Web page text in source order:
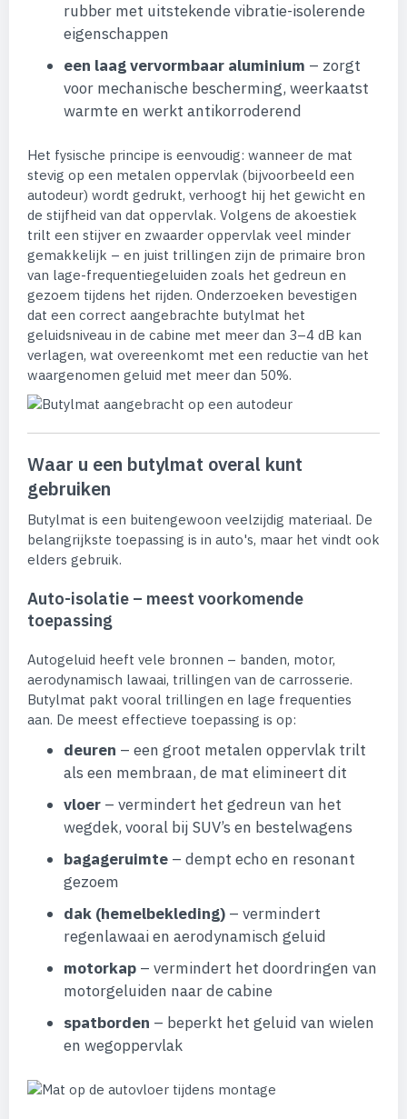
rubber met uitstekende vibratie-isolerende
eigenschappen
een laag vervormbaar aluminium – zorgt
voor mechanische bescherming, weerkaatst
warmte en werkt antikorroderend
Het fysische principe is eenvoudig: wanneer de mat
stevig op een metalen oppervlak (bijvoorbeeld een
autodeur) wordt gedrukt, verhoogt hij het gewicht en
de stijfheid van dat oppervlak. Volgens de akoestiek
trilt een stijver en zwaarder oppervlak veel minder
gemakkelijk – en juist trillingen zijn de primaire bron
van lage-frequentiegeluiden zoals het gedreun en
gezoem tijdens het rijden. Onderzoeken bevestigen
dat een correct aangebrachte butylmat het
geluidsniveau in de cabine met meer dan 3–4 dB kan
verlagen, wat overeenkomt met een reductie van het
waargenomen geluid met meer dan 50%.
Waar u een butylmat overal kunt
gebruiken
Butylmat is een buitengewoon veelzijdig materiaal. De
belangrijkste toepassing is in auto's, maar het vindt ook
elders gebruik.
Auto-isolatie – meest voorkomende
toepassing
Autogeluid heeft vele bronnen – banden, motor,
aerodynamisch lawaai, trillingen van de carrosserie.
Butylmat pakt vooral trillingen en lage frequenties
aan. De meest effectieve toepassing is op:
deuren – een groot metalen oppervlak trilt
als een membraan, de mat elimineert dit
vloer – vermindert het gedreun van het
wegdek, vooral bij SUV’s en bestelwagens
bagageruimte – dempt echo en resonant
gezoem
dak (hemelbekleding) – vermindert
regenlawaai en aerodynamisch geluid
motorkap – vermindert het doordringen van
motorgeluiden naar de cabine
spatborden – beperkt het geluid van wielen
en wegoppervlak